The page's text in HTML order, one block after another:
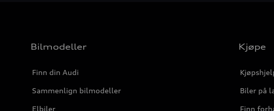
Bilmodeller
Finn din Audi
Sammenlign bilmodeller
Elbiler
Kjøpe
Biler på
Finn